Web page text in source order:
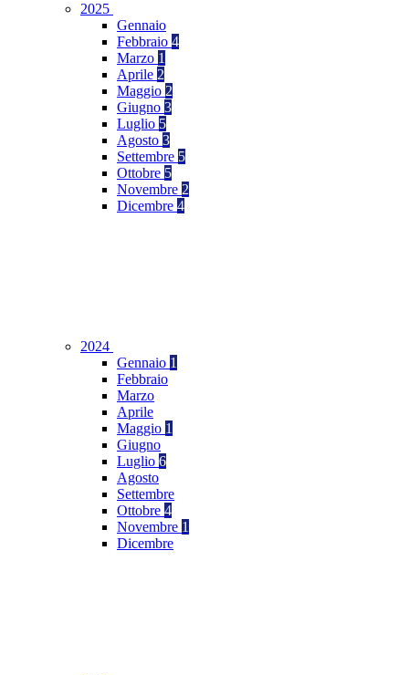
2025
Gennaio
Febbraio 4
Marzo 1
Aprile 2
Maggio 2
Giugno 3
Luglio 5
Agosto 3
Settembre 5
Ottobre 5
Novembre 2
Dicembre 4
2024
Gennaio 1
Febbraio
Marzo
Aprile
Maggio 1
Giugno
Luglio 6
Agosto
Settembre
Ottobre 4
Novembre 1
Dicembre